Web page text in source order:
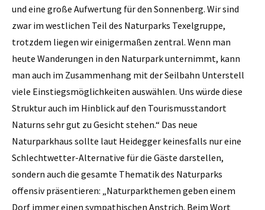
und eine große Aufwertung für den Sonnenberg. Wir sind
zwar im westlichen Teil des Naturparks Texelgruppe,
trotzdem liegen wir einigermaßen zentral. Wenn man
heute Wanderungen in den Naturpark unternimmt, kann
man auch im Zusammenhang mit der Seilbahn Unterstell
viele Einstiegsmöglichkeiten auswählen. Uns würde diese
Struktur auch im Hinblick auf den Tourismusstandort
Naturns sehr gut zu Gesicht stehen.“ Das neue
Naturparkhaus sollte laut Heidegger keinesfalls nur eine
Schlechtwetter-Alternative für die Gäste darstellen,
sondern auch die gesamte Thematik des Naturparks
offensiv präsentieren: „Naturparkthemen geben einem
Dorf immer einen sympathischen Anstrich. Beim Wort